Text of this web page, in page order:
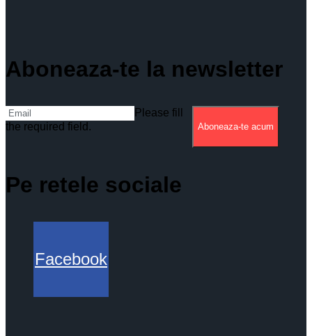
Aboneaza-te la newsletter
Please fill
the required field.
Aboneaza-te acum
Pe retele sociale
Facebook